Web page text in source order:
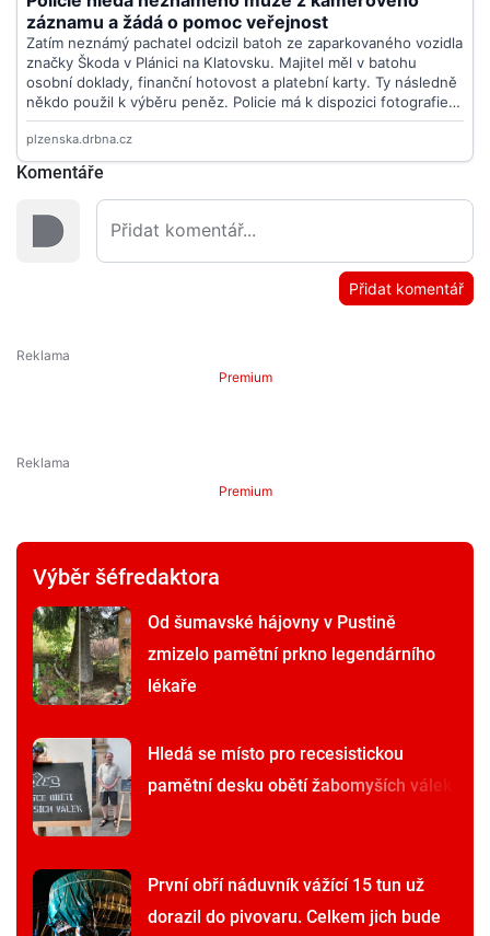
Komentáře
Přidat komentář
Premium
Premium
Výběr šéfredaktora
Od šumavské hájovny v Pustině
zmizelo pamětní prkno legendárního
lékaře
Hledá se místo pro recesistickou
pamětní desku obětí žabomyších válek
První obří náduvník vážící 15 tun už
dorazil do pivovaru. Celkem jich bude